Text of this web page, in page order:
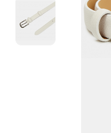
Акции / Новости
Адреса магазинов